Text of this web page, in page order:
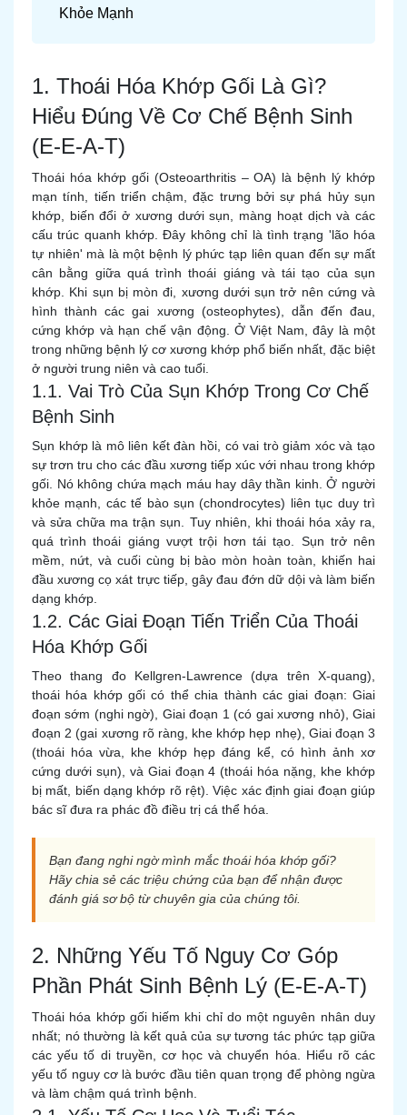
Khỏe Mạnh
1. Thoái Hóa Khớp Gối Là Gì?
Hiểu Đúng Về Cơ Chế Bệnh Sinh
(E-E-A-T)
Thoái hóa khớp gối (Osteoarthritis – OA) là bệnh lý khớp
mạn tính, tiến triển chậm, đặc trưng bởi sự phá hủy sụn
khớp, biến đổi ở xương dưới sụn, màng hoạt dịch và các
cấu trúc quanh khớp. Đây không chỉ là tình trạng 'lão hóa
tự nhiên' mà là một bệnh lý phức tạp liên quan đến sự mất
cân bằng giữa quá trình thoái giáng và tái tạo của sụn
khớp. Khi sụn bị mòn đi, xương dưới sụn trở nên cứng và
hình thành các gai xương (osteophytes), dẫn đến đau,
cứng khớp và hạn chế vận động. Ở Việt Nam, đây là một
trong những bệnh lý cơ xương khớp phổ biến nhất, đặc biệt
ở người trung niên và cao tuổi.
1.1. Vai Trò Của Sụn Khớp Trong Cơ Chế
Bệnh Sinh
Sụn khớp là mô liên kết đàn hồi, có vai trò giảm xóc và tạo
sự trơn tru cho các đầu xương tiếp xúc với nhau trong khớp
gối. Nó không chứa mạch máu hay dây thần kinh. Ở người
khỏe mạnh, các tế bào sụn (chondrocytes) liên tục duy trì
và sửa chữa ma trận sụn. Tuy nhiên, khi thoái hóa xảy ra,
quá trình thoái giáng vượt trội hơn tái tạo. Sụn trở nên
mềm, nứt, và cuối cùng bị bào mòn hoàn toàn, khiến hai
đầu xương cọ xát trực tiếp, gây đau đớn dữ dội và làm biến
dạng khớp.
1.2. Các Giai Đoạn Tiến Triển Của Thoái
Hóa Khớp Gối
Theo thang đo Kellgren-Lawrence (dựa trên X-quang),
thoái hóa khớp gối có thể chia thành các giai đoạn: Giai
đoạn sớm (nghi ngờ), Giai đoạn 1 (có gai xương nhỏ), Giai
đoạn 2 (gai xương rõ ràng, khe khớp hẹp nhẹ), Giai đoạn 3
(thoái hóa vừa, khe khớp hẹp đáng kể, có hình ảnh xơ
cứng dưới sụn), và Giai đoạn 4 (thoái hóa nặng, khe khớp
bị mất, biến dạng khớp rõ rệt). Việc xác định giai đoạn giúp
bác sĩ đưa ra phác đồ điều trị cá thể hóa.
Bạn đang nghi ngờ mình mắc thoái hóa khớp gối?
Hãy chia sẻ các triệu chứng của bạn để nhận được
đánh giá sơ bộ từ chuyên gia của chúng tôi.
2. Những Yếu Tố Nguy Cơ Góp
Phần Phát Sinh Bệnh Lý (E-E-A-T)
Thoái hóa khớp gối hiếm khi chỉ do một nguyên nhân duy
nhất; nó thường là kết quả của sự tương tác phức tạp giữa
các yếu tố di truyền, cơ học và chuyển hóa. Hiểu rõ các
yếu tố nguy cơ là bước đầu tiên quan trọng để phòng ngừa
và làm chậm quá trình bệnh.